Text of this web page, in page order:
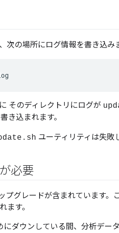
次の場所にログ情報を書き込み
そのディレクトリにログが
き込まれます。
ユーティリティは失敗
必要
プグレードが含まれています。
ます。
ダウンしている間、分析デー